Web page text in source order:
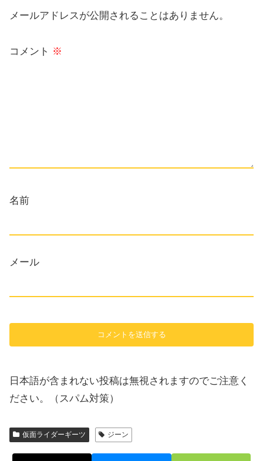
メールアドレスが公開されることはありません。
コメント ※
名前
メール
日本語が含まれない投稿は無視されますのでご注意く
ださい。（スパム対策）
仮面ライダーギーツ ジーン